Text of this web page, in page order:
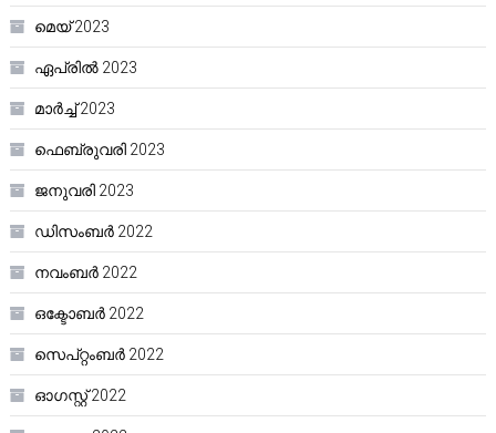
മെയ്‌ 2023
ഏപ്രിൽ 2023
മാർച്ച്‌ 2023
ഫെബ്രുവരി 2023
ജനുവരി 2023
ഡിസംബർ 2022
നവംബർ 2022
ഒക്ടോബർ 2022
സെപ്റ്റംബർ 2022
ഓഗസ്റ്റ്‌ 2022